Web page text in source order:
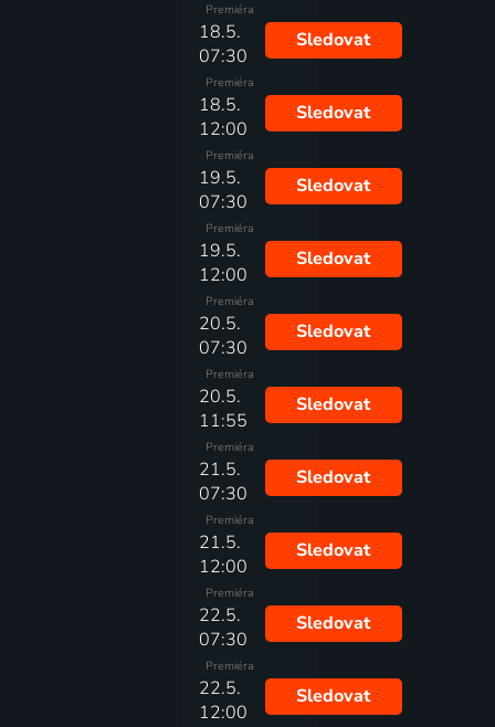
Premiéra
18.5.
07:30
Premiéra
Sledovat
18.5.
12:00
Premiéra
Sledovat
19.5.
07:30
Premiéra
Sledovat
19.5.
12:00
Premiéra
Sledovat
20.5.
07:30
Premiéra
Sledovat
20.5.
11:55
Premiéra
Sledovat
21.5.
07:30
Premiéra
Sledovat
21.5.
12:00
Premiéra
Sledovat
22.5.
07:30
Premiéra
Sledovat
22.5.
12:00
Sledovat